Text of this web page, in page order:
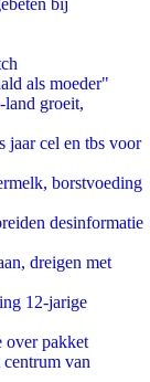
bij
als moeder"
groeit,
jaar cel en tbs voor
borstvoeding
desinformatie
dreigen met
12-jarige
over pakket
van